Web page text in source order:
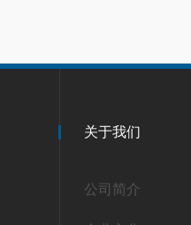
关于我们
公司简介